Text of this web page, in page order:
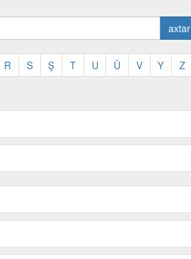
axtar
R S Ş T U Ü V Y Z